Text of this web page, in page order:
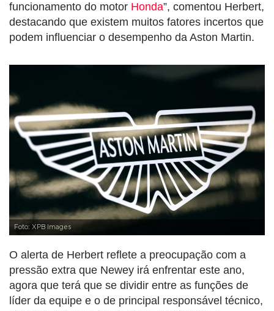
funcionamento do motor Honda”, comentou Herbert,
destacando que existem muitos fatores incertos que
podem influenciar o desempenho da Aston Martin.
Foto: XPB Images
O alerta de Herbert reflete a preocupação com a
pressão extra que Newey irá enfrentar este ano,
agora que terá que se dividir entre as funções de
líder da equipe e o de principal responsável técnico,